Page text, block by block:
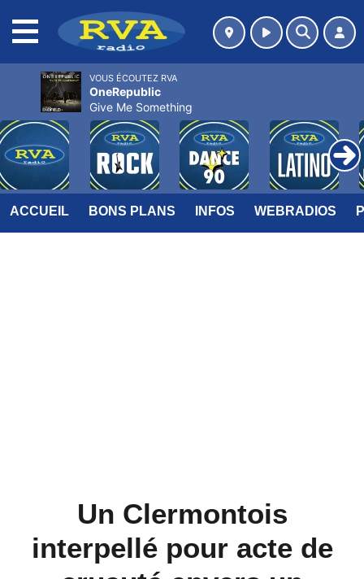
ACCUEIL BONS PLANS INFOS WEBRADIOS
Un Clermontois
interpellé pour acte de
VOUS ÉCOUTEZ RVA
OneRepublic
Give Me Something